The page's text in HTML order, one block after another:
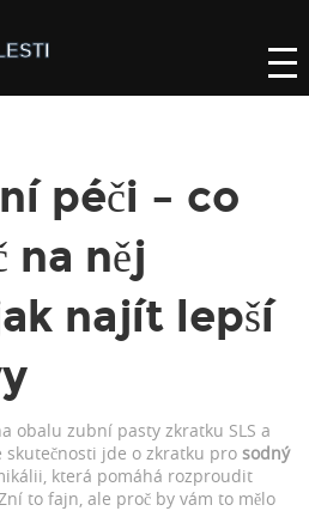
péči – co
na něj
najít lepší
obalu zubní pasty zkratku SLS a
skutečnosti jde o zkratku pro sodný
která pomáhá rozproudit
to fajn, ale proč by vám to mělo